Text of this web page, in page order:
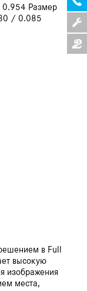
0.954 Размер
/ 0.085
в Full
высокую
изображения
места,